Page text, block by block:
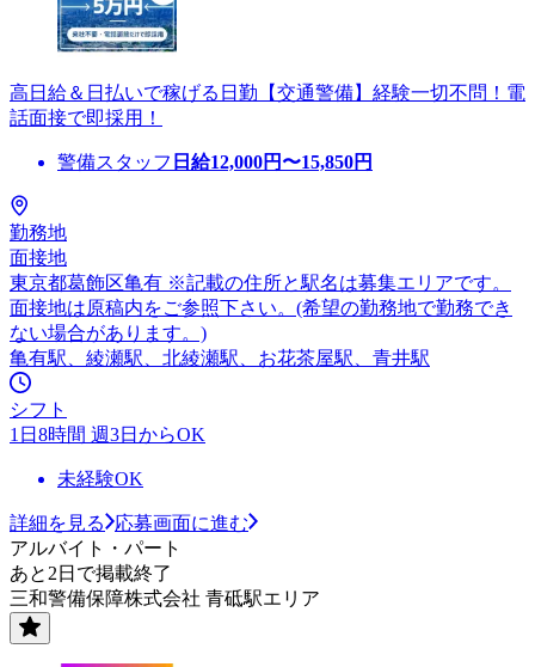
高日給＆日払いで稼げる日勤【交通警備】経験一切不問！電
話面接で即採用！
警備スタッフ 日給12,000円〜15,850円
勤務地
面接地
東京都葛飾区亀有 ※記載の住所と駅名は募集エリアです。
面接地は原稿内をご参照下さい。(希望の勤務地で勤務でき
ない場合があります。)
亀有駅、綾瀬駅、北綾瀬駅、お花茶屋駅、青井駅
シフト
1日8時間 週3日からOK
未経験OK
詳細を見る
応募画面に進む
アルバイト・パート
あと2日で掲載終了
三和警備保障株式会社 青砥駅エリア